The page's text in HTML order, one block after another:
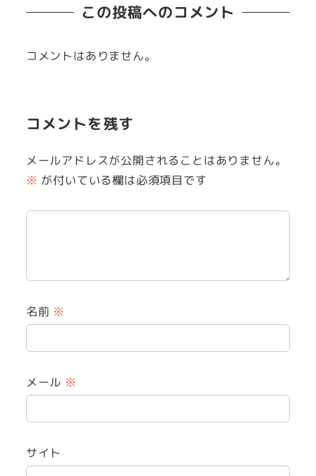
この投稿へのコメント
コメントはありません。
コメントを残す
メールアドレスが公開されることはありません。
※ が付いている欄は必須項目です
名前 ※
メール ※
サイト